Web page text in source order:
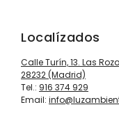
Localízados
Calle Turín, 13. Las
28232 (Madrid)
Tel.: 916 374 929
Email: